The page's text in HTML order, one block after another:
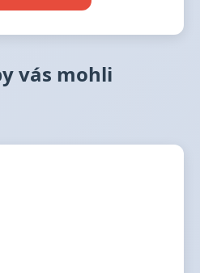
vás mohli